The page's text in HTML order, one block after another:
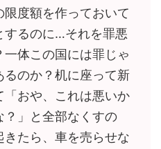
限度額を作っておいて
するのに…それを罪悪
一体この国には罪じゃ
るのか？机に座って新
「おや、これは悪いか
？」と全部なくすの
きたら、車を売らせな